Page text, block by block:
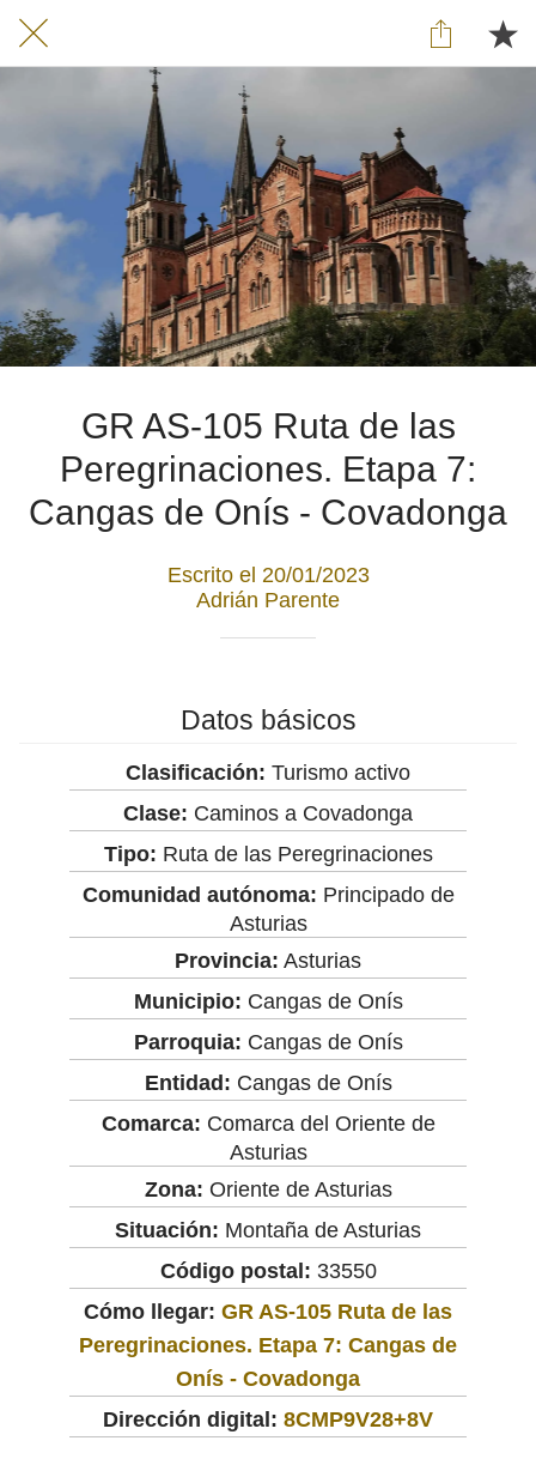
GR AS-105 Ruta de las
Peregrinaciones. Etapa 7:
Cangas de Onís - Covadonga
Escrito el 20/01/2023
Adrián Parente
Datos básicos
Clasificación: Turismo activo
Clase: Caminos a Covadonga
Tipo: Ruta de las Peregrinaciones
Comunidad autónoma: Principado de
Asturias
Provincia: Asturias
Municipio: Cangas de Onís
Parroquia: Cangas de Onís
Entidad: Cangas de Onís
Comarca: Comarca del Oriente de
Asturias
Zona: Oriente de Asturias
Situación: Montaña de Asturias
Código postal: 33550
Cómo llegar: GR AS-105 Ruta de las
Peregrinaciones. Etapa 7: Cangas de
Onís - Covadonga
Dirección digital: 8CMP9V28+8V